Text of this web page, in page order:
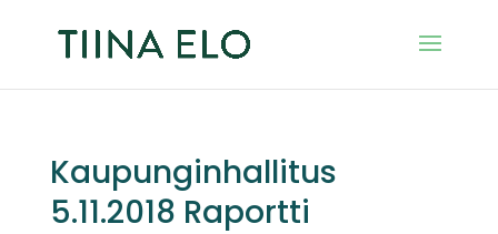
Kaupunginhallitus
5.11.2018 Raportti